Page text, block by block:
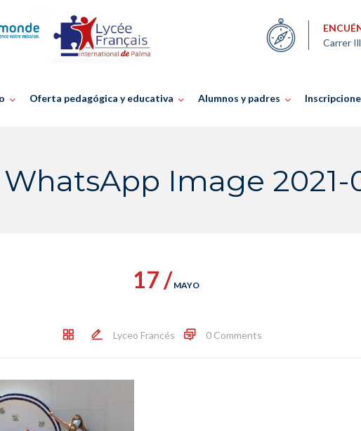
Carrer
Oferta pedagógica y educativa Alumnos y padres
WhatsApp Image 2021-
17 / MAYO
Lyceo Francés 0 Comments